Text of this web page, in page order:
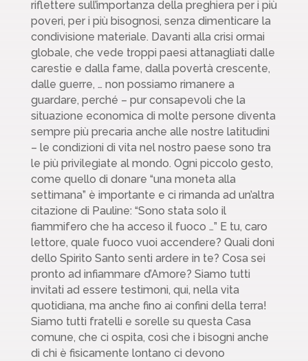
riflettere sull’importanza della preghiera per i più
poveri, per i più bisognosi, senza dimenticare la
condivisione materiale. Davanti alla crisi ormai
globale, che vede troppi paesi attanagliati dalle
carestie e dalla fame, dalla povertà crescente,
dalle guerre, … non possiamo rimanere a
guardare, perché – pur consapevoli che la
situazione economica di molte persone diventa
sempre più precaria anche alle nostre latitudini
– le condizioni di vita nel nostro paese sono tra
le più privilegiate al mondo. Ogni piccolo gesto,
come quello di donare “una moneta alla
settimana” è importante e ci rimanda ad un’altra
citazione di Pauline: “Sono stata solo il
fiammifero che ha acceso il fuoco …” E tu, caro
lettore, quale fuoco vuoi accendere? Quali doni
dello Spirito Santo senti ardere in te? Cosa sei
pronto ad infiammare d’Amore? Siamo tutti
invitati ad essere testimoni, qui, nella vita
quotidiana, ma anche fino ai confini della terra!
Siamo tutti fratelli e sorelle su questa Casa
comune, che ci ospita, così che i bisogni anche
di chi è fisicamente lontano ci devono